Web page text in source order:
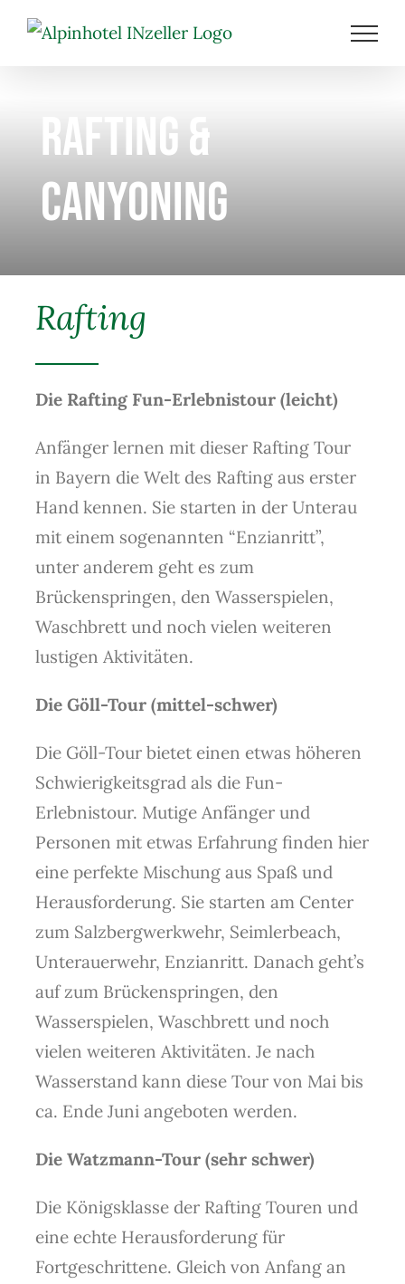
Zum
Inhalt
Rafting &
Canyoning
Rafting
Die Rafting Fun-Erlebnistour (leicht)
Anfänger lernen mit dieser Rafting Tour
in Bayern die Welt des Rafting aus erster
Hand kennen. Sie starten in der Unterau
mit einem sogenannten “Enzianritt”,
unter anderem geht es zum
Brückenspringen, den Wasserspielen,
Waschbrett und noch vielen weiteren
lustigen Aktivitäten.
Die Göll-Tour (mittel-schwer)
Die Göll-Tour bietet einen etwas höheren
Schwierigkeitsgrad als die Fun-
Erlebnistour. Mutige Anfänger und
Personen mit etwas Erfahrung finden hier
eine perfekte Mischung aus Spaß und
Herausforderung. Sie starten am Center
zum Salzbergwerkwehr, Seimlerbeach,
Unterauerwehr, Enzianritt. Danach geht’s
auf zum Brückenspringen, den
Wasserspielen, Waschbrett und noch
vielen weiteren Aktivitäten. Je nach
Wasserstand kann diese Tour von Mai bis
ca. Ende Juni angeboten werden.
Die Watzmann-Tour (sehr schwer)
Die Königsklasse der Rafting Touren und
eine echte Herausforderung für
Fortgeschrittene. Gleich von Anfang an